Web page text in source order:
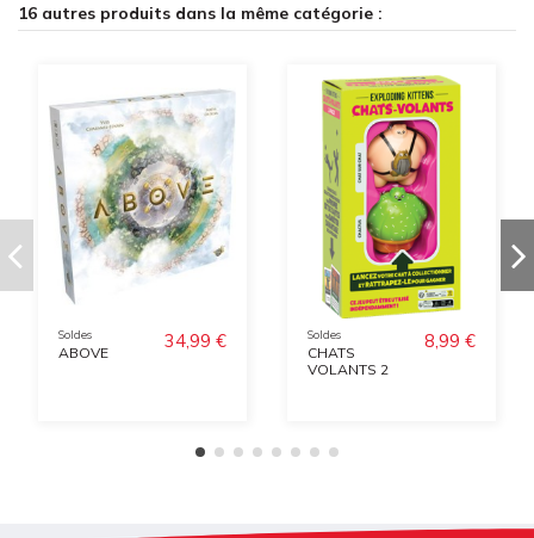
16 autres produits dans la même catégorie :
Soldes
ABOVE 34,99 € Soldes
CHATS
VOLANTS 2
8,99 €